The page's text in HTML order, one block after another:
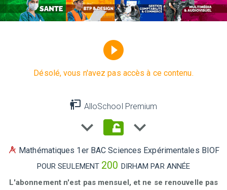
Désolé, vous n'avez pas accès à ce contenu.
AlloSchool Premium
Mathématiques 1er BAC Sciences Expérimentales BIOF
POUR SEULEMENT 200 DIRHAM PAR ANNÉE
L'abonnement n'est pas mensuel, et ne se renouvelle pas